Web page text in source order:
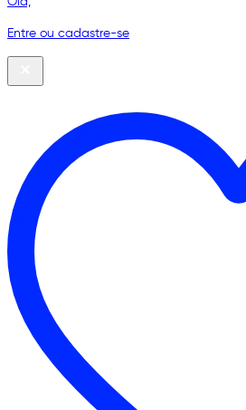
Entre ou cadastre-se